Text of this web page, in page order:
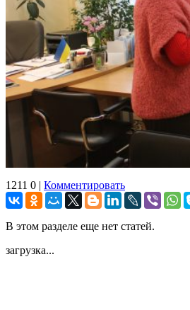
1211 0 | Комментировать
В этом разделе еще нет статей.
загрузка...